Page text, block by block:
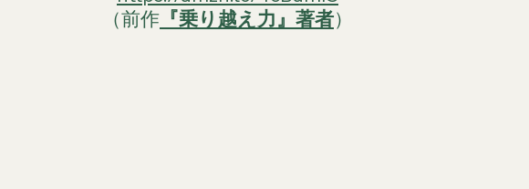
（前作 『乗り越え力』著者）